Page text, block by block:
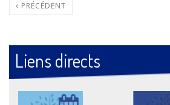
PRÉCÉDENT
Liens directs